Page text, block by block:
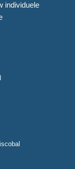
individuele